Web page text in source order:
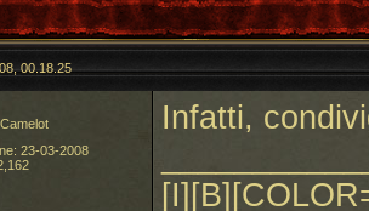
00.18.25
23-03-2008
Infatti,